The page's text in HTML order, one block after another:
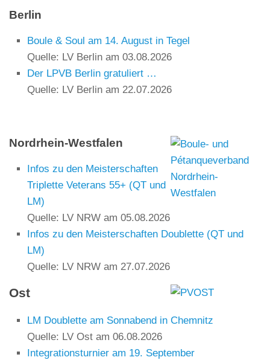
Berlin
Boule & Soul am 14. August in Tegel
Quelle: LV Berlin am 03.08.2026
Der LPVB Berlin gratuliert …
Quelle: LV Berlin am 22.07.2026
Nordrhein-Westfalen
Infos zu den Meisterschaften
Triplette Veterans 55+ (QT und
LM)
Quelle: LV NRW am 05.08.2026
Infos zu den Meisterschaften Doublette (QT und
LM)
Quelle: LV NRW am 27.07.2026
Ost
LM Doublette am Sonnabend in Chemnitz
Quelle: LV Ost am 06.08.2026
Integrationsturnier am 19. September